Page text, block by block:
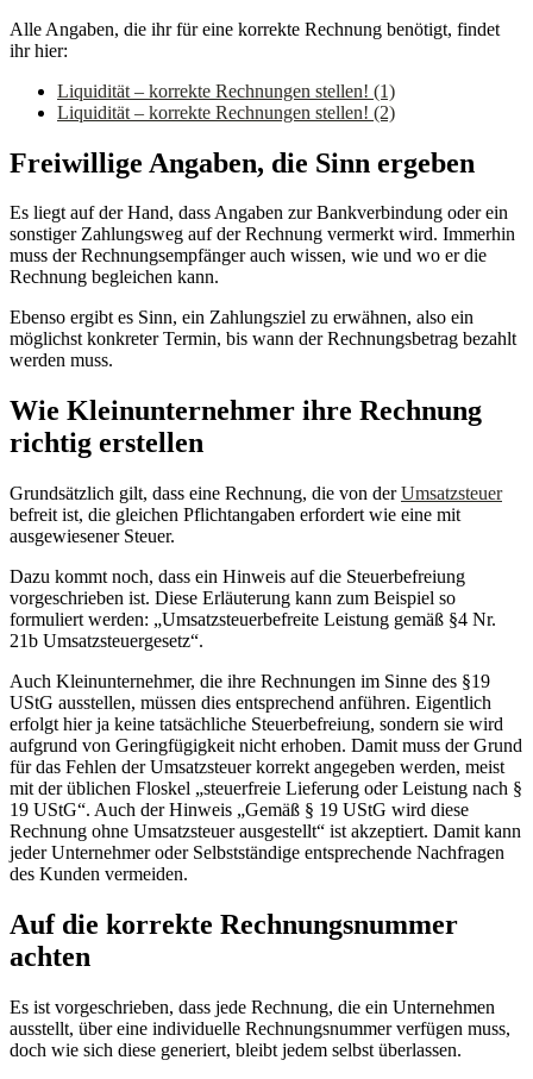
Alle Angaben, die ihr für eine korrekte Rechnung benötigt, findet
ihr hier:
Liquidität – korrekte Rechnungen stellen! (1)
Liquidität – korrekte Rechnungen stellen! (2)
Freiwillige Angaben, die Sinn ergeben
Es liegt auf der Hand, dass Angaben zur Bankverbindung oder ein
sonstiger Zahlungsweg auf der Rechnung vermerkt wird. Immerhin
muss der Rechnungsempfänger auch wissen, wie und wo er die
Rechnung begleichen kann.
Ebenso ergibt es Sinn, ein Zahlungsziel zu erwähnen, also ein
möglichst konkreter Termin, bis wann der Rechnungsbetrag bezahlt
werden muss.
Wie Kleinunternehmer ihre Rechnung
richtig erstellen
Grundsätzlich gilt, dass eine Rechnung, die von derUmsatzsteuer
befreit ist, die gleichen Pflichtangaben erfordert wie eine mit
ausgewiesener Steuer.
Dazu kommt noch, dass ein Hinweis auf die Steuerbefreiung
vorgeschrieben ist. Diese Erläuterung kann zum Beispiel so
formuliert werden: „Umsatzsteuerbefreite Leistung gemäß §4 Nr.
21b Umsatzsteuergesetz“.
Auch Kleinunternehmer, die ihre Rechnungen im Sinne des §19
UStG ausstellen, müssen dies entsprechend anführen. Eigentlich
erfolgt hier ja keine tatsächliche Steuerbefreiung, sondern sie wird
aufgrund von Geringfügigkeit nicht erhoben. Damit muss der Grund
für das Fehlen der Umsatzsteuer korrekt angegeben werden, meist
mit der üblichen Floskel „steuerfreie Lieferung oder Leistung nach §
19 UStG“. Auch der Hinweis „Gemäß § 19 UStG wird diese
Rechnung ohne Umsatzsteuer ausgestellt“ ist akzeptiert. Damit kann
jeder Unternehmer oder Selbstständige entsprechende Nachfragen
des Kunden vermeiden.
Auf die korrekte Rechnungsnummer
achten
Es ist vorgeschrieben, dass jede Rechnung, die ein Unternehmen
ausstellt, über eine individuelle Rechnungsnummer verfügen muss,
doch wie sich diese generiert, bleibt jedem selbst überlassen.